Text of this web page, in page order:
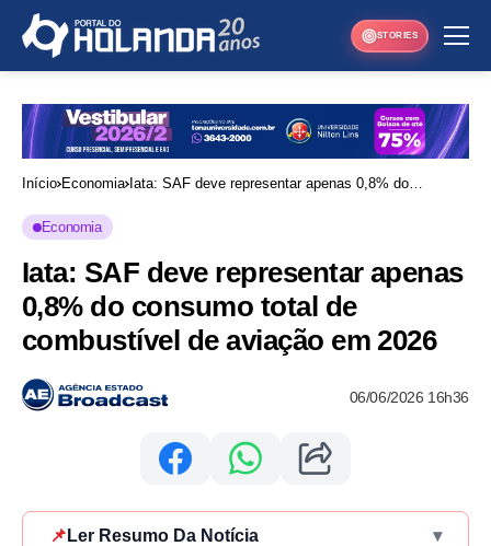
STORIES
Início Economia Iata: SAF deve representar apenas 0,8% do
Economia
Iata: SAF deve representar apenas
0,8% do consumo total de
combustível de aviação em 2026
06/06/2026 16h36
📌 Ler Resumo Da Notícia ▾